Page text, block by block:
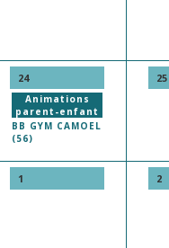
24
Animations
parent-enfant
BB GYM CAMOEL
(56)
25
1 2